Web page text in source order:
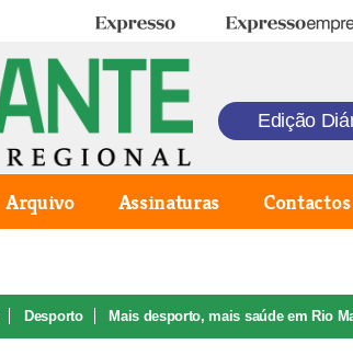
Expresso Expresso Emprego
Edição
Arquivo Assinaturas Contactos
Desporto Mais desporto, mais saúde em Rio